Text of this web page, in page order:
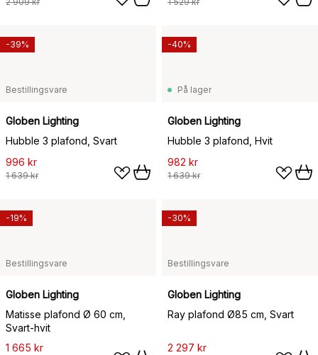
Bestillingsvare
Globen Lighting
Hubble 3 plafond, Svart
996 kr
1 639 kr
-39%
På lager
Globen Lighting
Hubble 3 plafond, Hvit
982 kr
1 639 kr
-40%
Bestillingsvare
Globen Lighting
Matisse plafond Ø 60 cm,
Svart-hvit
1 665 kr
-19%
Bestillingsvare
Globen Lighting
Ray plafond Ø85 cm, Svart
2 297 kr
-30%